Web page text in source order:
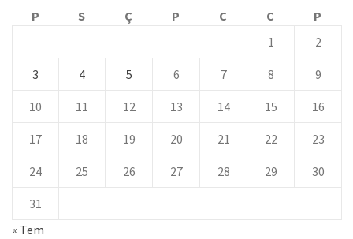
P
S Ç P C C
P
1
2
3 4 5 6 7 8 9
10 11 12 13 14 15 16
17 18 19 20 21 22 23
24 25 26 27 28 29 30
31
« Tem